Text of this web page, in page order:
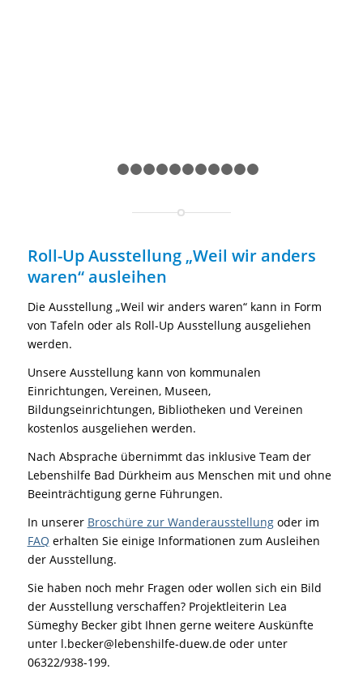
1 2 3 4 5 6
Roll-Up Ausstellung „Weil wir anders
waren“ ausleihen
Die Ausstellung „Weil wir anders waren“ kann in Form
von Tafeln oder als Roll-Up Ausstellung ausgeliehen
werden.
Unsere Ausstellung kann von kommunalen
Einrichtungen, Vereinen, Museen,
Bildungseinrichtungen, Bibliotheken und Vereinen
kostenlos ausgeliehen werden.
Nach Absprache übernimmt das inklusive Team der
Lebenshilfe Bad Dürkheim aus Menschen mit und ohne
Beeinträchtigung gerne Führungen.
In unserer Broschüre zur Wanderausstellungoder im
FAQ erhalten Sie einige Informationen zum Ausleihen
der Ausstellung.
Sie haben noch mehr Fragen oder wollen sich ein Bild
der Ausstellung verschaffen? Projektleiterin Lea
Sümeghy Becker gibt Ihnen gerne weitere Auskünfte
unter l.becker@lebenshilfe-duew.de oder unter
06322/938-199.